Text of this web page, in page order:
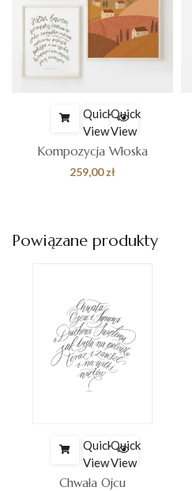
Quick
View
Quick
View
Kompozycja Włoska
259,00zł
Powiązane produkty
Quick
View
Quick
View
Chwała Ojcu